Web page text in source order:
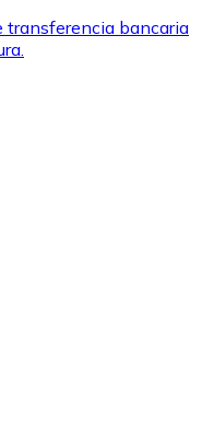
para comprar
marcas favoritas con
transferencia bancaria